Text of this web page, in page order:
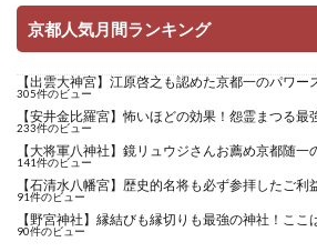
京都人気月間ランキング
【出雲大神宮】江原啓之も認めた京都一のパワー
305件のビュー
【安井金比羅宮】怖いほどの効果！怨霊まつる最
233件のビュー
【大将軍八神社】鏡リュウジさんお薦め京都随一
141件のビュー
【石清水八幡宮】歴史的名将も必ず参拝したご利
91件のビュー
【野宮神社】縁結びも縁切りも最強の神社！ここ
90件のビュー